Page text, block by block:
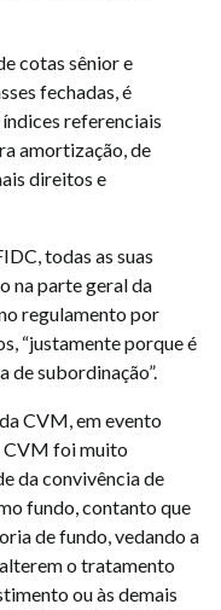
cotas sênior e
fechadas, é
referenciais
amortização, de
direitos e
todas as suas
na parte geral da
regulamento por
“justamente porque é
de subordinação”.
CVM, em evento
CVM foi muito
da convivência de
fundo, contanto que
de fundo, vedando a
o tratamento
ou às demais